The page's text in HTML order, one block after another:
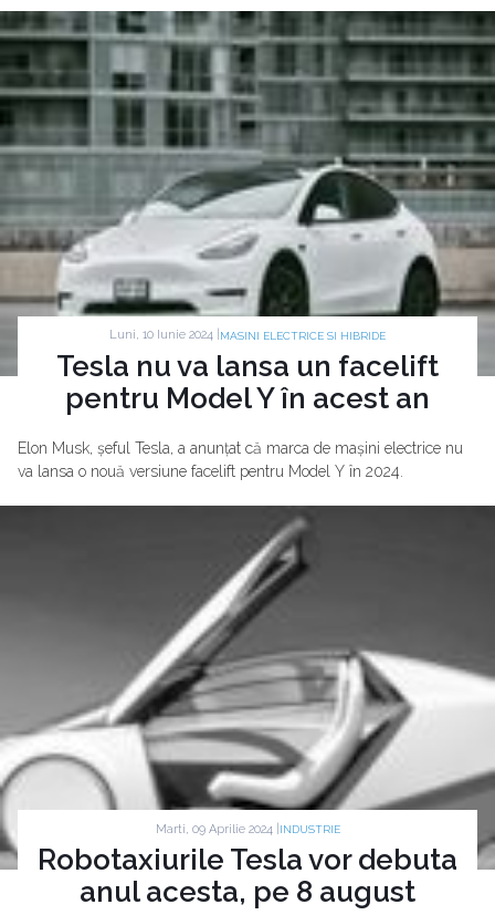
Luni, 10 Iunie 2024 | MASINI ELECTRICE SI HIBRIDE
Tesla nu va lansa un facelift
pentru Model Y în acest an
Elon Musk, șeful Tesla, a anunțat că marca de mașini electrice nu
va lansa o nouă versiune facelift pentru Model Y în 2024.
Marti, 09 Aprilie 2024 | INDUSTRIE
Robotaxiurile Tesla vor debuta
anul acesta, pe 8 august